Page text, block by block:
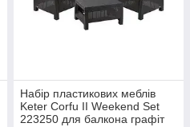
Набір пластикових меблів
Keter Corfu II Weekend Set
223250 для балкона графіт